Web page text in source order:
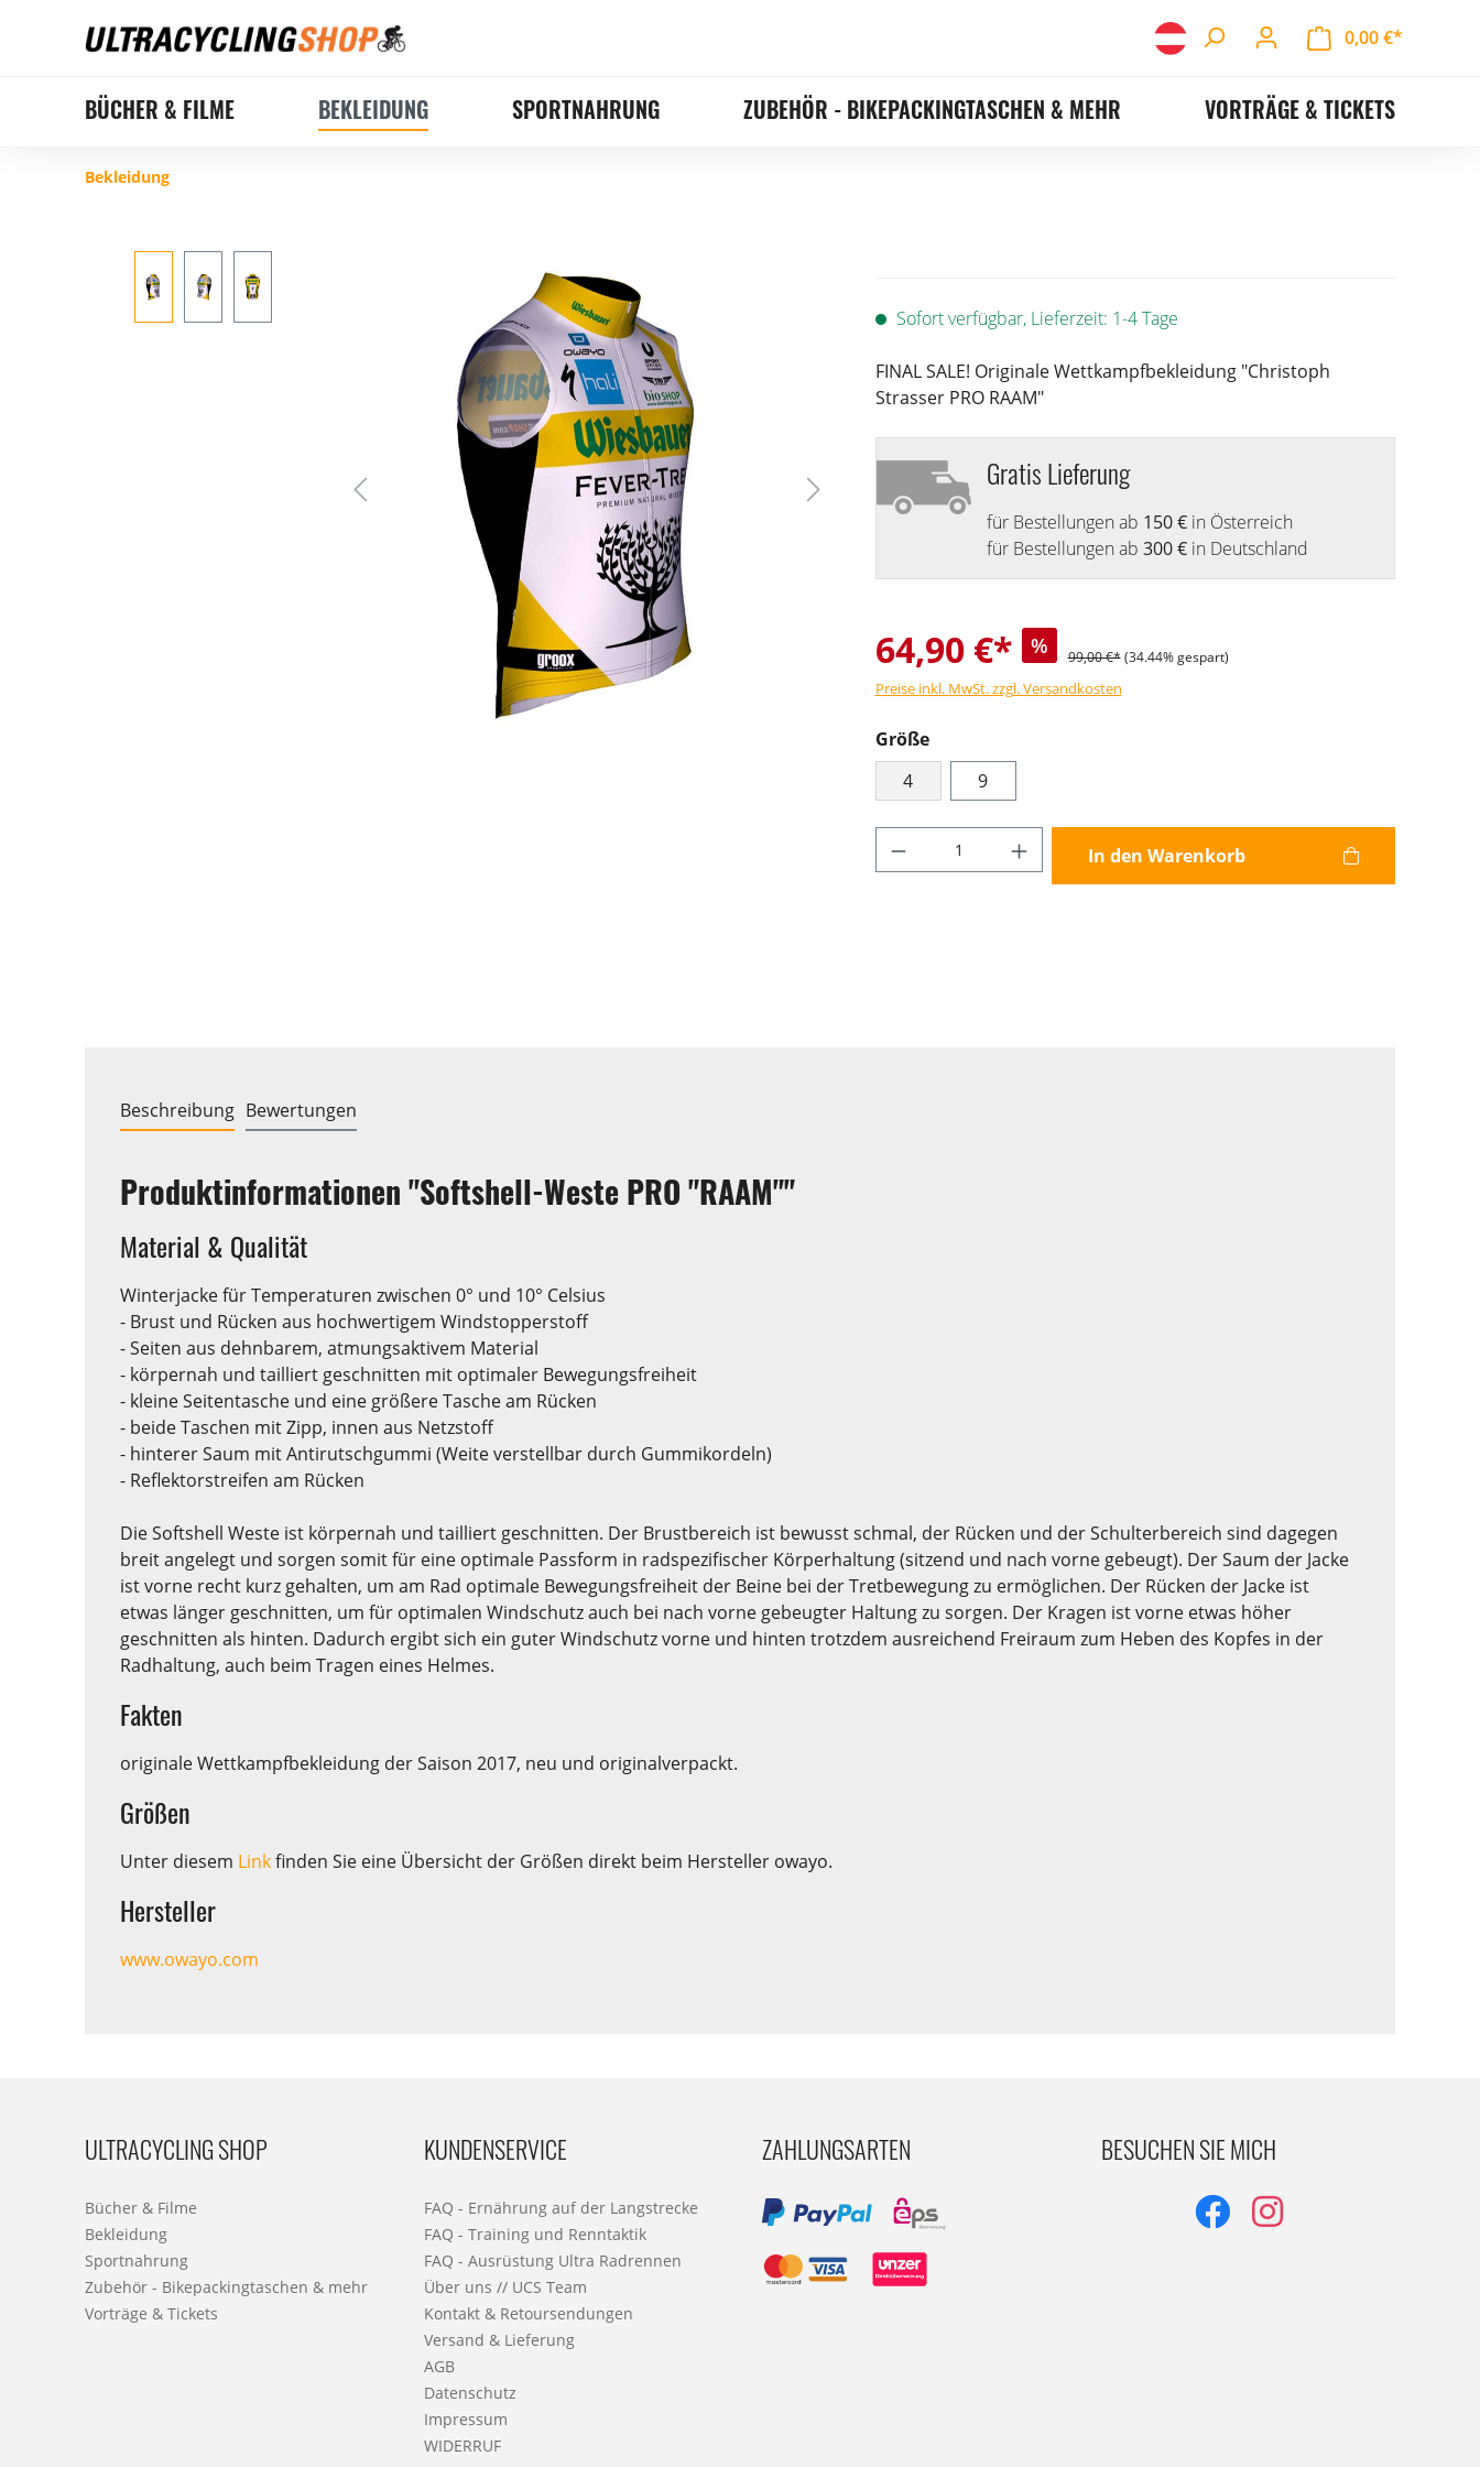
0,00 €*
BÜCHER & FILME BEKLEIDUNG SPORTNAHRUNG ZUBEHÖR - BIKEPACKINGTASCHEN & MEHR VORTRÄGE & TICKETS
Bekleidung
Sofort verfügbar, Lieferzeit: 1-4 Tage
FINAL SALE! Originale Wettkampfbekleidung "Christoph
Strasser PRO RAAM"
Gratis Lieferung
für Bestellungen ab 150 €in Österreich
für Bestellungen ab 300 €in Deutschland
64,90 €* % 99,00 €* (34.44% gespart)
Preise inkl. MwSt. zzgl. Versandkosten
Größe
4
9
Produkt Anzahl: Gib den gewünschten Wert
In den Warenkorb
Beschreibung Bewertungen
Produktinformationen "Softshell-Weste PRO "RAAM""
Material & Qualität
Winterjacke für Temperaturen zwischen 0° und 10° Celsius
- Brust und Rücken aus hochwertigem Windstopperstoff
- Seiten aus dehnbarem, atmungsaktivem Material
- körpernah und tailliert geschnitten mit optimaler Bewegungsfreiheit
- kleine Seitentasche und eine größere Tasche am Rücken
- beide Taschen mit Zipp, innen aus Netzstoff
- hinterer Saum mit Antirutschgummi (Weite verstellbar durch Gummikordeln)
- Reflektorstreifen am Rücken
Die Softshell Weste ist körpernah und tailliert geschnitten. Der Brustbereich ist bewusst schmal, der Rücken und der Schulterbereich sind dagegen
breit angelegt und sorgen somit für eine optimale Passform in radspezifischer Körperhaltung (sitzend und nach vorne gebeugt). Der Saum der Jacke
ist vorne recht kurz gehalten, um am Rad optimale Bewegungsfreiheit der Beine bei der Tretbewegung zu ermöglichen. Der Rücken der Jacke ist
etwas länger geschnitten, um für optimalen Windschutz auch bei nach vorne gebeugter Haltung zu sorgen. Der Kragen ist vorne etwas höher
geschnitten als hinten. Dadurch ergibt sich ein guter Windschutz vorne und hinten trotzdem ausreichend Freiraum zum Heben des Kopfes in der
Radhaltung, auch beim Tragen eines Helmes.
Fakten
originale Wettkampfbekleidung der Saison 2017, neu und originalverpackt.
Größen
Unter diesem Linkfinden Sie eine Übersicht der Größen direkt beim Hersteller owayo.
Hersteller
www.owayo.com
ULTRACYCLING SHOP
Bücher & Filme
Bekleidung
Sportnahrung
Zubehör - Bikepackingtaschen & mehr
Vorträge & Tickets
KUNDENSERVICE
FAQ - Ernährung auf der Langstrecke
FAQ - Training und Renntaktik
FAQ - Ausrüstung Ultra Radrennen
Über uns // UCS Team
Kontakt & Retoursendungen
Versand & Lieferung
AGB
Datenschutz
Impressum
WIDERRUF
ZAHLUNGSARTEN BESUCHEN SIE MICH